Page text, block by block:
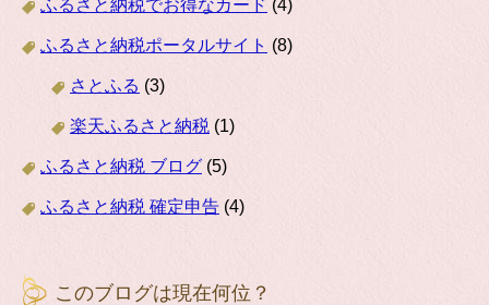
ふるさと納税でお得なカード (4)
ふるさと納税ポータルサイト (8)
さとふる (3)
楽天ふるさと納税 (1)
ふるさと納税 ブログ (5)
ふるさと納税 確定申告 (4)
このブログは現在何位？